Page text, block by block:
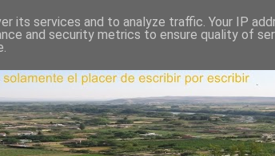
its services and to analyze traffic. Your IP
and security metrics to ensure quality of